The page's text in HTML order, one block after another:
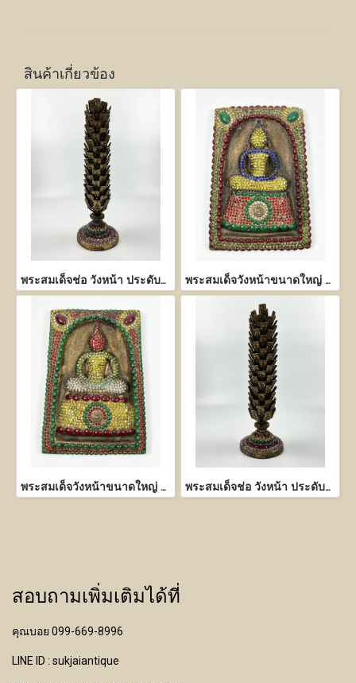
สินค้าเกี่ยวข้อง
พระสมเด็จช่อ วังหน้า ประดับพลอย พระสมเด็จวังหน้าขนาดใหญ่ หลังดวงราศีจักร ประดับพลอย
พระสมเด็จวังหน้าขนาดใหญ่ หลังดวงราศีจักร ประดับพลอย พระสมเด็จช่อ วังหน้า ประดับพลอย
สอบถามเพิ่มเติมได้ที่
คุณบอย 099-669-8996
LINE ID : sukjaiantique